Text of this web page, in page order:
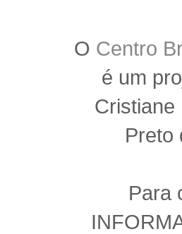
O Centro
é um
Cristiane
Preto
Para